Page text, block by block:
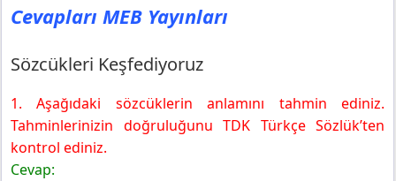
Cevapları MEB Yayınları
Sözcükleri Keşfediyoruz
1. Aşağıdaki sözcüklerin anlamını tahmin ediniz.
Tahminlerinizin doğruluğunu TDK Türkçe Sözlük’ten
kontrol ediniz.
Cevap: